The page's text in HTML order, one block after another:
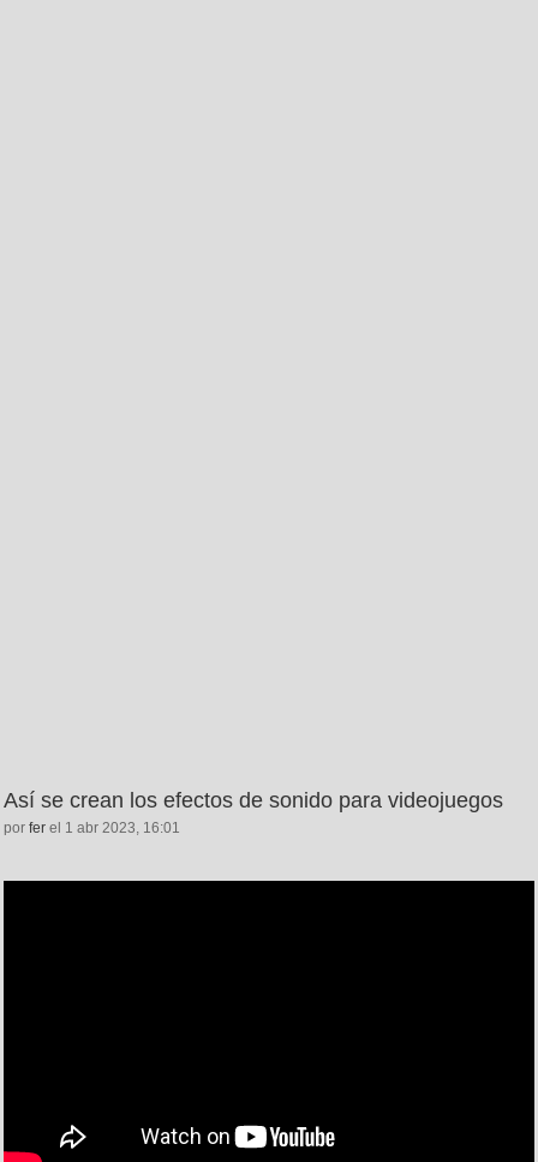
Así se crean los efectos de sonido para videojuegos
por fer el 1 abr 2023, 16:01